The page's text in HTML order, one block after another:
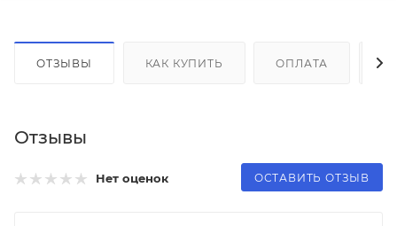
ОТЗЫВЫ КАК КУПИТЬ ОПЛАТА
Отзывы
Нет оценок ОСТАВИТЬ ОТЗЫВ